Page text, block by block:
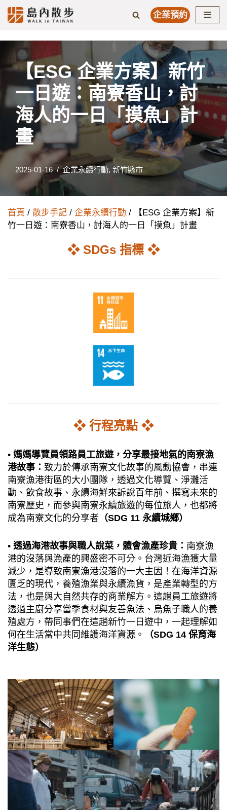
to
content
企業預約
【ESG 企業方案】新竹
一日遊：南寮香山，討
海人的一日「摸魚」計
畫
2025-01-16 企業永續行動, 新竹縣市
首頁 / 散步手記 / 企業永續行動 / 【ESG 企業方案】新
竹一日遊：南寮香山，討海人的一日「摸魚」計畫
❖ SDGs 指標 ❖
❖ 行程亮點 ❖
• 媽媽導覽員領路員工旅遊，分享最接地氣的南寮漁
港故事： 致力於傳承南寮文化故事的風動協會，串連
南寮漁港街區的大小團隊，透過文化導覽、淨灘活
動、飲食故事、永續海鮮來訴說百年前、撰寫未來的
南寮歷史，而參與南寮永續旅遊的每位旅人，也都將
成為南寮文化的分享者 （SDG 11 永續城鄉）
• 透過海港故事與職人說菜，體會漁產珍貴： 南寮漁
港的沒落與漁產的興盛密不可分。台灣近海漁獲大量
減少，是導致南寮漁港沒落的一大主因！在海洋資源
匱乏的現代，養殖漁業與永續漁貨，是產業轉型的方
法，也是與大自然共存的商業解方。這趟員工旅遊將
透過主廚分享當季食材與友善魚法、烏魚子職人的養
殖處方，帶同事們在這趟新竹一日遊中，一起理解如
何在生活當中共同維護海洋資源。
（SDG 14 保育海
洋生態）